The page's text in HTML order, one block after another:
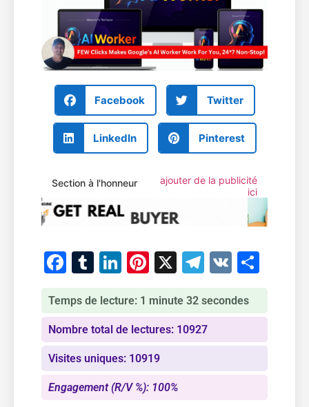
Facebook Twitter
LinkedIn Pinterest
Section à l'honneur
ajouter de la publicité
ici
Facebook
Tumblr
LinkedIn
Pinterest
X Telegram
VK
Temps de lecture: 1 minute 32 secondes
Nombre total de lectures: 10927
Visites uniques: 10919
Engagement (R/V %): 100%